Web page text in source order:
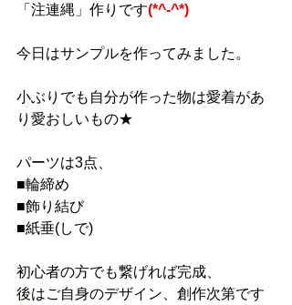
「注連縄」作りです(*^-^*)
今日はサンプルを作ってみました。
小ぶりでも自分が作った物は愛着があ
り愛おしいもの★
パーツは3点、
■輪締め
■飾り結び
■紙垂(しで)
初心者の方でも繋げれば完成、
後はご自身のデザイン、創作次第です